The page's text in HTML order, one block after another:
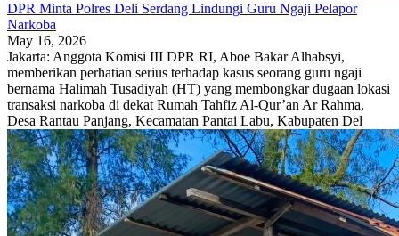
DPR Minta Polres Deli Serdang Lindungi Guru Ngaji Pelapor
Narkoba
May 16, 2026
Jakarta: Anggota Komisi III DPR RI, Aboe Bakar Alhabsyi,
memberikan perhatian serius terhadap kasus seorang guru ngaji
bernama Halimah Tusadiyah (HT) yang membongkar dugaan lokasi
transaksi narkoba di dekat Rumah Tahfiz Al-Qur’an Ar Rahma,
Desa Rantau Panjang, Kecamatan Pantai Labu, Kabupaten Del